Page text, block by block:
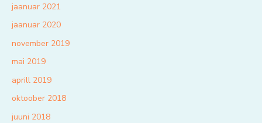
jaanuar 2021
jaanuar 2020
november 2019
mai 2019
aprill 2019
oktoober 2018
juuni 2018